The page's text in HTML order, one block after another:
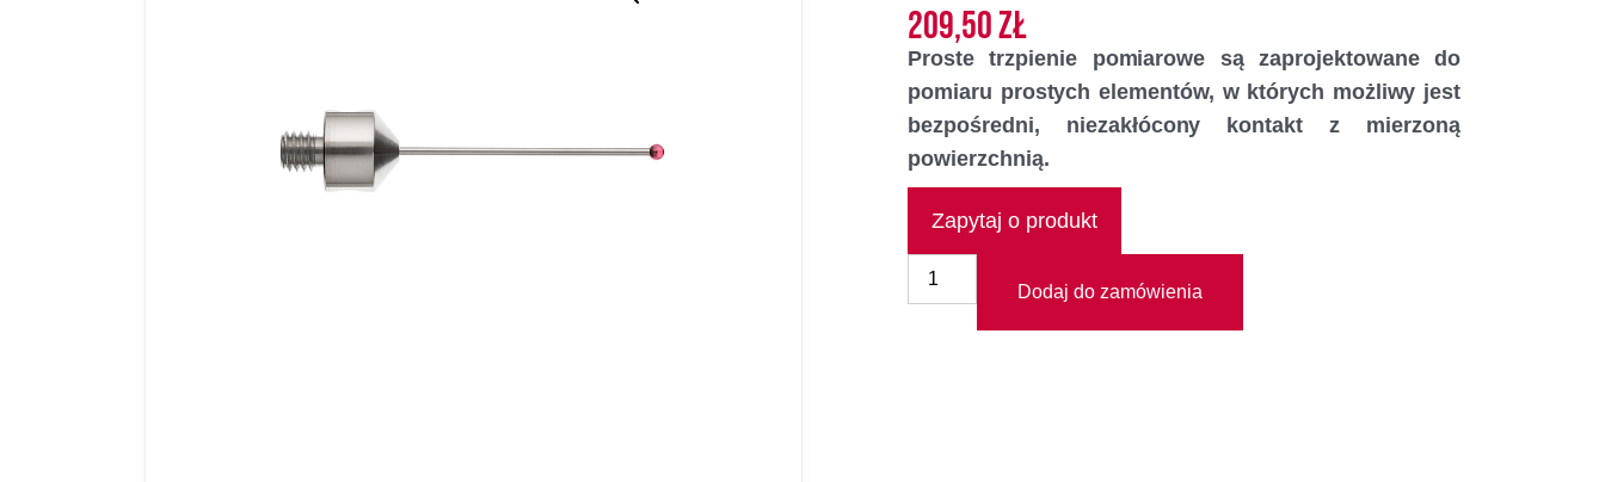
209,50zł
Proste trzpienie pomiarowe są zaprojektowane do
pomiaru prostych elementów, w których możliwy jest
bezpośredni, niezakłócony kontakt z mierzoną
powierzchnią.
Zapytaj o produkt
Dodaj do zamówienia